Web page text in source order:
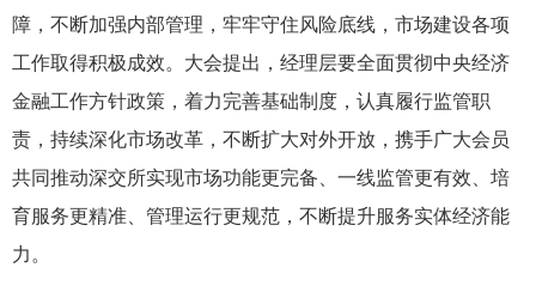
障，不断加强内部管理，牢牢守住风险底线，市场建设各项
工作取得积极成效。大会提出，经理层要全面贯彻中央经济
金融工作方针政策，着力完善基础制度，认真履行监管职
责，持续深化市场改革，不断扩大对外开放，携手广大会员
共同推动深交所实现市场功能更完备、一线监管更有效、培
育服务更精准、管理运行更规范，不断提升服务实体经济能
力。